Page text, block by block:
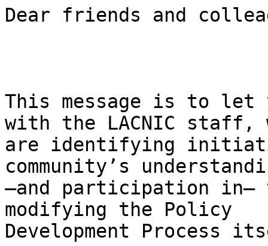
Dear friends and
This message is to let
with the LACNIC staff,
are identifying
community’s
—and participation in—
modifying the Policy
Development Process